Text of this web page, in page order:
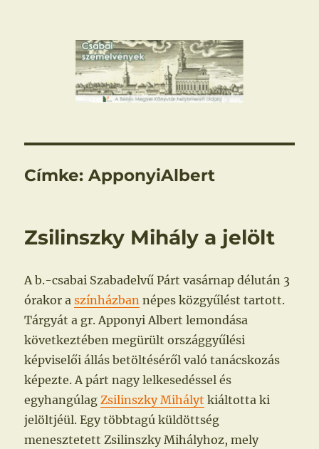
Csabai szemelvények
Címke:ApponyiAlbert
Zsilinszky Mihály a jelölt
A b.-csabai Szabadelvű Párt vasárnap délután 3
órakor aszínházban népes közgyűlést tartott.
Tárgyát a gr. Apponyi Albert lemondása
következtében megürült országgyűlési
képviselői állás betöltéséről való tanácskozás
képezte. A párt nagy lelkesedéssel és
egyhangúlagZsilinszky Mihályt kiáltotta ki
jelöltjéül. Egy többtagú küldöttség
menesztetett Zsilinszky Mihályhoz, mely